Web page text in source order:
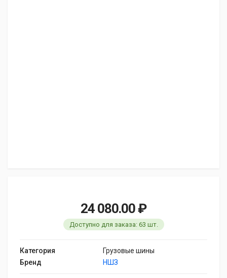
24 080.00 ₽
Доступно для заказа: 63 шт.
Категория
Грузовые шины
Бренд
НШЗ